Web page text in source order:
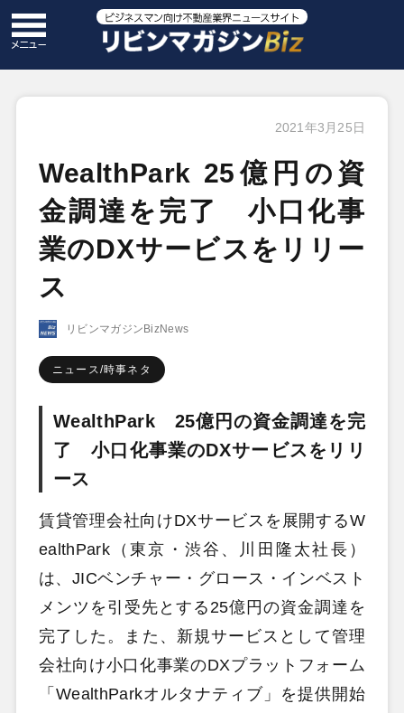
2021年3月25日
WealthPark 25億円の資
金調達を完了 小口化事
業のDXサービスをリリー
ス
リビンマガジンBizNews
ニュース/時事ネタ
WealthPark 25億円の資金調達を完
了 小口化事業のDXサービスをリリ
ース
賃貸管理会社向けDXサービスを展開するW
ealthPark（東京・渋谷、川田隆太社長）
は、JICベンチャー・グロース・インベスト
メンツを引受先とする25億円の資金調達を
完了した。また、新規サービスとして管理
会社向け小口化事業のDXプラットフォーム
「WealthParkオルタナティブ」を提供開始